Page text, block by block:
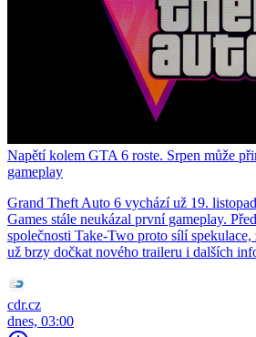
Napětí kolem GTA 6 roste. Srpen může
gameplay
Grand Theft Auto 6 vychází už 19.
Games stále neukázal první gameplay.
společnosti Take-Two proto sílí
už brzy dočkat nového traileru i dalších
cdr.cz
dnes, 03:00